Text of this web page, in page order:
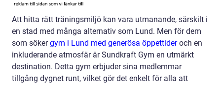
Att hitta rätt träningsmiljö kan vara utmanande, särskilt i
en stad med många alternativ som Lund. Men för dem
som sökergym i Lund med generösa öppettideroch en
inkluderande atmosfär är Sundkraft Gym en utmärkt
destination. Detta gym erbjuder sina medlemmar
tillgång dygnet runt, vilket gör det enkelt för alla att